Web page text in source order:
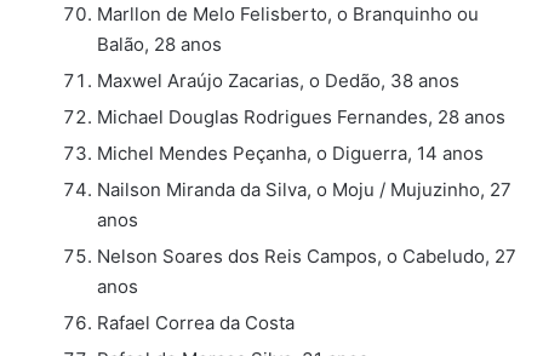
Marllon de Melo Felisberto, o Branquinho ou
Balão, 28 anos
Maxwel Araújo Zacarias, o Dedão, 38 anos
Michael Douglas Rodrigues Fernandes, 28 anos
Michel Mendes Peçanha, o Diguerra, 14 anos
Nailson Miranda da Silva, o Moju / Mujuzinho, 27
anos
Nelson Soares dos Reis Campos, o Cabeludo, 27
anos
Rafael Correa da Costa